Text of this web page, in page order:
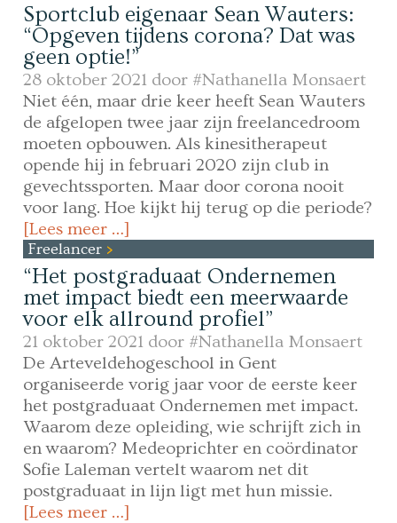
Sportclub eigenaar Sean Wauters:
“Opgeven tijdens corona? Dat was
geen optie!”
28 oktober 2021 door #Nathanella Monsaert
Niet één, maar drie keer heeft Sean Wauters
de afgelopen twee jaar zijn freelancedroom
moeten opbouwen. Als kinesitherapeut
opende hij in februari 2020 zijn club in
gevechtssporten. Maar door corona nooit
voor lang. Hoe kijkt hij terug op die periode?
[Lees meer …]
Freelancer
“Het postgraduaat Ondernemen
met impact biedt een meerwaarde
voor elk allround profiel”
21 oktober 2021 door #Nathanella Monsaert
De Arteveldehogeschool in Gent
organiseerde vorig jaar voor de eerste keer
het postgraduaat Ondernemen met impact.
Waarom deze opleiding, wie schrijft zich in
en waarom? Medeoprichter en coördinator
Sofie Laleman vertelt waarom net dit
postgraduaat in lijn ligt met hun missie.
[Lees meer …]